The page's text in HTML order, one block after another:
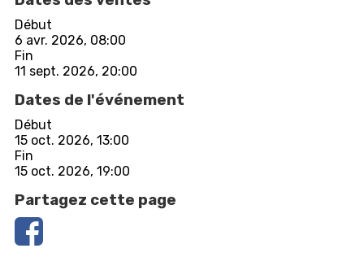
Début
6 avr. 2026, 08:00
Fin
11 sept. 2026, 20:00
Dates de l'événement
Début
15 oct. 2026, 13:00
Fin
15 oct. 2026, 19:00
Partagez cette page